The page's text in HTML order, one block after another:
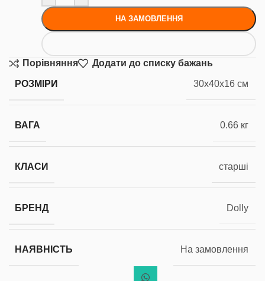
НА ЗАМОВЛЕННЯ
Порівняння Додати до списку бажань
РОЗМІРИ 30x40x16 см
ВАГА 0.66 кг
КЛАСИ старші
БРЕНД Dolly
НАЯВНІСТЬ На замовлення